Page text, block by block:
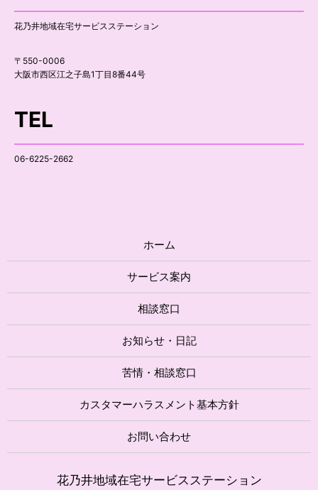
花乃井地域在宅サービスステーション
〒550-0006
大阪市西区江之子島1丁目8番44号
TEL
06-6225-2662
ホーム
サービス案内
相談窓口
お知らせ・日記
苦情・相談窓口
カスタマーハラスメント基本方針
お問い合わせ
花乃井地域在宅サービスステーション